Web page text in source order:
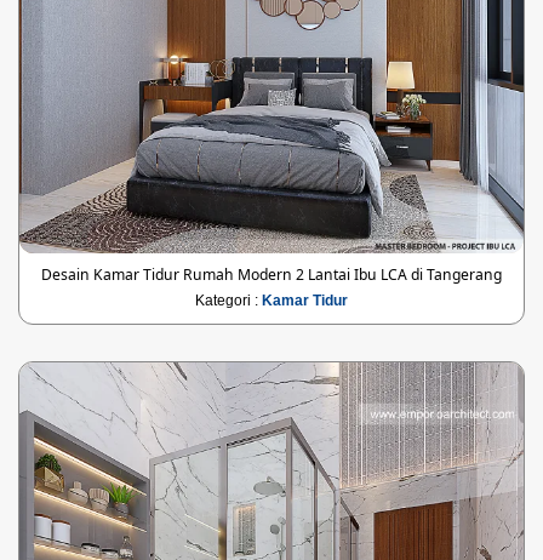
Desain Kamar Tidur Rumah Modern 2 Lantai Ibu LCA di Tangerang
Kategori : Kamar Tidur